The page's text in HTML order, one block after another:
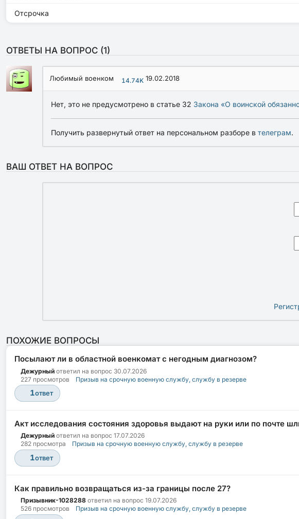
Отсрочка
ОТВЕТЫ НА ВОПРОС (1)
Любимый военком 14.74K 19.02.2018
Нет, это не предусмотрено в статье 32 Закона «О воинской
Получить развернутый ответ на персональном разборе в телеграм.
ВАШ ОТВЕТ НА ВОПРОС
ПОХОЖИЕ ВОПРОСЫ
Посылают ли в областной военкомат с негодным диагнозом?
Дежурный ответил на вопрос 30.07.2026
227 просмотров
Призыв на срочную военную службу, службу в резерве
1ответ
Акт исследования состояния здоровья выдают на руки или по почте
Дежурный ответил на вопрос 17.07.2026
282 просмотра
Призыв на срочную военную службу, службу в резерве
1ответ
Как правильно возвращаться из-за границы после 27?
Призывник-1028288 ответил на вопрос 19.07.2026
526 просмотров
Призыв на срочную военную службу, службу в резерве